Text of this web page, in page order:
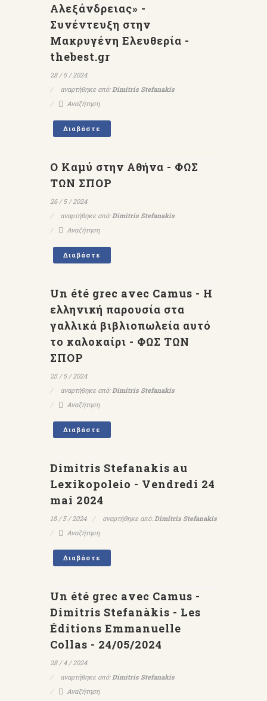
Αλεξάνδρειας» -
Συνέντευξη στην
Μακρυγένη Ελευθερία -
thebest.gr
28 / 5 / 2024
αναρτήθηκε από:Dimitris Stefanakis
Αναζήτηση
Διαβάστε
Ο Καμύ στην Αθήνα - ΦΩΣ
ΤΩΝ ΣΠΟΡ
26 / 5 / 2024
αναρτήθηκε από:Dimitris Stefanakis
Αναζήτηση
Διαβάστε
Un été grec avec Camus - H
ελληνική παρουσία στα
γαλλικά βιβλιοπωλεία αυτό
το καλοκαίρι - ΦΩΣ ΤΩΝ
ΣΠΟΡ
25 / 5 / 2024
αναρτήθηκε από:Dimitris Stefanakis
Αναζήτηση
Διαβάστε
Dimitris Stefanakis au
Lexikopoleio - Vendredi 24
mai 2024
18 / 5 / 2024 αναρτήθηκε από:Dimitris Stefanakis
Αναζήτηση
Διαβάστε
Un été grec avec Camus -
Dimitris Stefanàkis - Les
Éditions Emmanuelle
Collas - 24/05/2024
28 / 4 / 2024
αναρτήθηκε από:Dimitris Stefanakis
Αναζήτηση